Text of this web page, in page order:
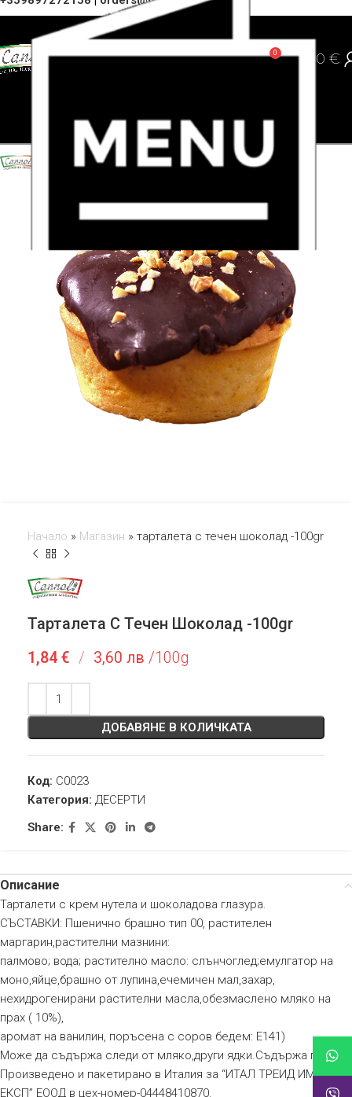
0 0,00 €
Начало » Магазин » тарталета с течен шоколад -100gr
Тарталета С Течен Шоколад -100gr
1,84 € / 3,60 лв /100g
ДОБАВЯНЕ В КОЛИЧКАТА
Код: C0023
Категория: ДЕСЕРТИ
Share:
Описание
Тарталети с крем нутела и шоколадова глазура.
СЪСТАВКИ: Пшенично брашно тип 00, растителен
маргарин,растителни мазнини:
палмово; вода; растително масло: слънчоглед;емулгатор на
моно,яйце,брашно от лупина,ечемичен мал,захар,
нехидрогенирани растителни масла,обезмаслено мляко на
прах ( 10%),
аромат на ванилин, поръсена с соров бедем: E141)
Може да съдържа следи от мляко,други ядки.Съдържа глутен.
Произведено и пакетирано в Италия за “ИТАЛ ТРЕИД ИМП-
ЕКСП” ЕООД в цех-номер-04448410870.